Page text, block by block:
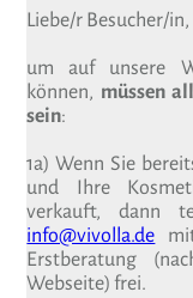
Liebe/r Besucher/in,
um auf unsere
können, müssen
sein:
1a) Wenn Sie
und Ihre
verkauft, dann
info@vivolla.de
Erstberatung
Webseite) frei.